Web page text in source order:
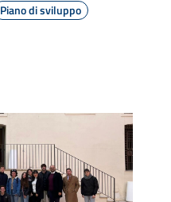
Piano di sviluppo